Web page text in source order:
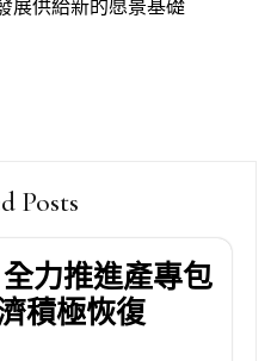
展供給新的愿景基礎
Posts
力推進產專包
積極恢復